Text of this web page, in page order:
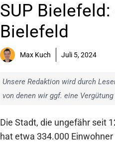
SUP
Bielefeld
Max Kuch Juli 5, 2024
Unsere Redaktion wird durch
von denen wir ggf. eine
Die Stadt, die ungefähr seit
hat etwa 334.000 Einwohner